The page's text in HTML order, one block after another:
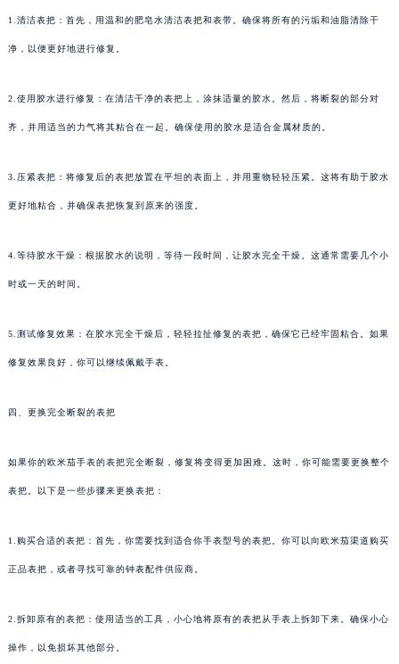
1.清洁表把：首先，用温和的肥皂水清洁表把和表带。确保将所有的污垢和油脂清除干
净，以便更好地进行修复。
2.使用胶水进行修复：在清洁干净的表把上，涂抹适量的胶水。然后，将断裂的部分对
齐，并用适当的力气将其粘合在一起。确保使用的胶水是适合金属材质的。
3.压紧表把：将修复后的表把放置在平坦的表面上，并用重物轻轻压紧。这将有助于胶水
更好地粘合，并确保表把恢复到原来的强度。
4.等待胶水干燥：根据胶水的说明，等待一段时间，让胶水完全干燥。这通常需要几个小
时或一天的时间。
5.测试修复效果：在胶水完全干燥后，轻轻拉扯修复的表把，确保它已经牢固粘合。如果
修复效果良好，你可以继续佩戴手表。
四、更换完全断裂的表把
如果你的欧米茄手表的表把完全断裂，修复将变得更加困难。这时，你可能需要更换整个
表把。以下是一些步骤来更换表把：
1.购买合适的表把：首先，你需要找到适合你手表型号的表把。你可以向欧米茄渠道购买
正品表把，或者寻找可靠的钟表配件供应商。
2.拆卸原有的表把：使用适当的工具，小心地将原有的表把从手表上拆卸下来。确保小心
操作，以免损坏其他部分。